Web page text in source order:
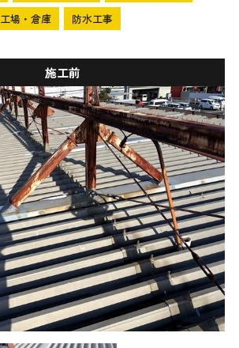
工場・倉庫 防水工事
施工前